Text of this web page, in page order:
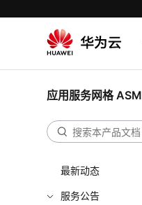
应用服务网格 ASM
最新动态
服务公告